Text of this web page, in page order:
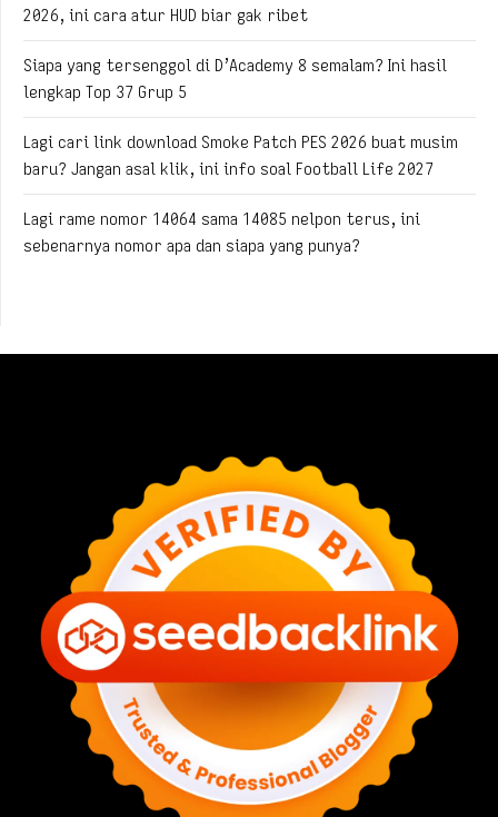
2026, ini cara atur HUD biar gak ribet
Siapa yang tersenggol di D’Academy 8 semalam? Ini hasil
lengkap Top 37 Grup 5
Lagi cari link download Smoke Patch PES 2026 buat musim
baru? Jangan asal klik, ini info soal Football Life 2027
Lagi rame nomor 14064 sama 14085 nelpon terus, ini
sebenarnya nomor apa dan siapa yang punya?